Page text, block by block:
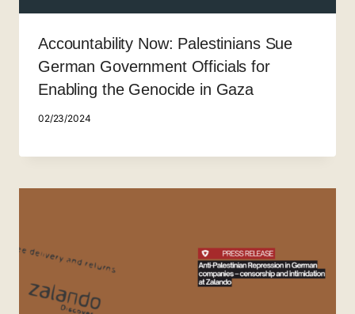
Accountability Now: Palestinians Sue
German Government Officials for
Enabling the Genocide in Gaza
02/23/2024